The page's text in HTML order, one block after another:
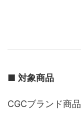
■ 対象商品
CGCブランド商品